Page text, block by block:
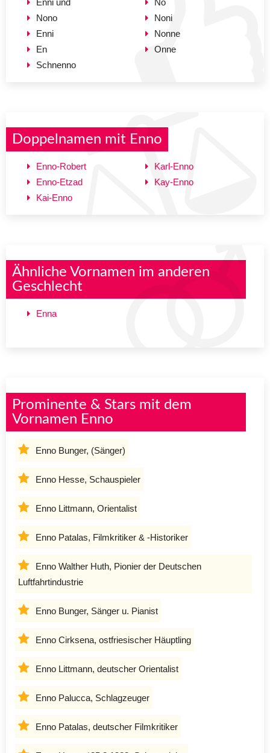
Enni und
Nono
Enni
En
Schnenno
No
Noni
Nonne
Onne
Doppelnamen mit Enno
Enno-Robert
Enno-Etzad
Kai-Enno
Karl-Enno
Kay-Enno
Ähnliche Vornamen im anderen
Geschlecht
Enna
Prominente & Stars mit dem
Vornamen Enno
Enno Bunger, (Sänger)
Enno Hesse, Schauspieler
Enno Littmann, Orientalist
Enno Patalas, Filmkritiker & -Historiker
Enno Walther Huth, Pionier der Deutschen
Luftfahrtindustrie
Enno Bunger, Sänger u. Pianist
Enno Cirksena, ostfriesischer Häuptling
Enno Littmann, deutscher Orientalist
Enno Palucca, Schlagzeuger
Enno Patalas, deutscher Filmkritiker